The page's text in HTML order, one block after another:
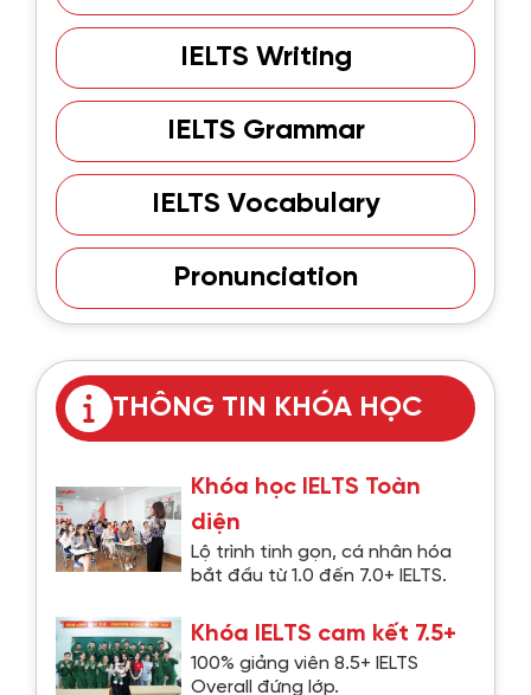
IELTS Writing
IELTS Grammar
IELTS Vocabulary
Pronunciation
THÔNG TIN KHÓA HỌC
Khóa học IELTS Toàn
diện
Lộ trình tinh gọn, cá nhân hóa
bắt đầu từ 1.0 đến 7.0+ IELTS.
Khóa IELTS cam kết 7.5+
100% giảng viên 8.5+ IELTS
Overall đứng lớp.